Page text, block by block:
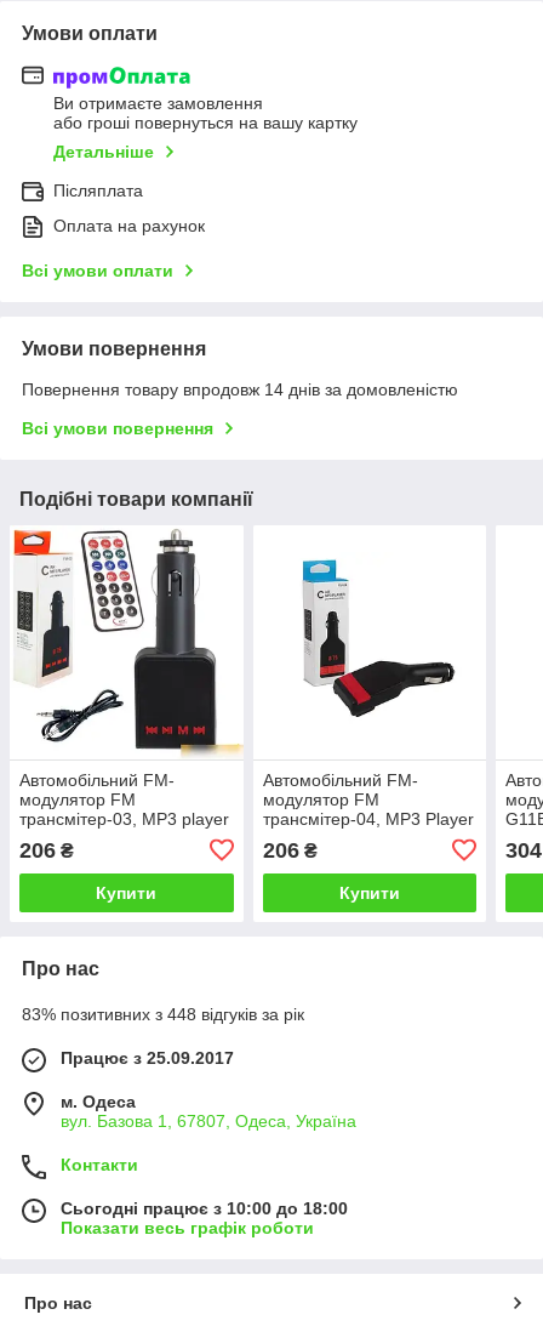
Умови оплати
Ви отримаєте замовлення
або гроші повернуться на вашу картку
Детальніше
Післяплата
Оплата на рахунок
Всі умови оплати
Умови повернення
Повернення товару впродовж 14 днів за домовленістю
Всі умови повернення
Подібні товари компанії
Автомобільний FM-
модулятор FM
трансмітер-03, MP3 player
з пультом дистанційного
управління
206 ₴
Купити
Автомобільний FM-
модулятор FM
трансмітер-04, MP3 Player
з пультом дистанційного
управління
206₴
Купити
304
Про нас
83% позитивних з 448 відгуків за рік
Працює з 25.09.2017
м. Одеса
вул. Базова 1, 67807, Одеса, Україна
Контакти
Сьогодні працює з 10:00 до 18:00
Показати весь графік роботи
Про нас